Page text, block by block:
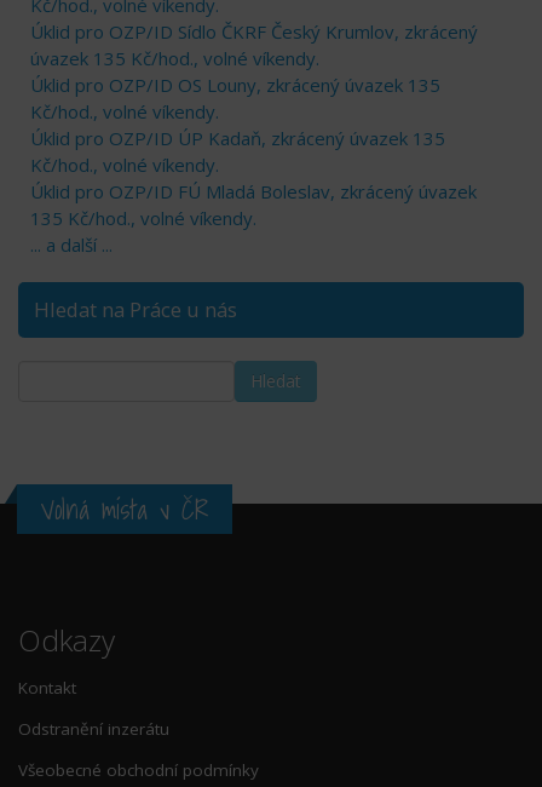
Úklid pro OZP/ID Sídlo ČKRF Český Krumlov, zkrácený
úvazek 135 Kč/hod., volné víkendy.
Úklid pro OZP/ID OS Louny, zkrácený úvazek 135
Kč/hod., volné víkendy.
Úklid pro OZP/ID ÚP Kadaň, zkrácený úvazek 135
Kč/hod., volné víkendy.
Úklid pro OZP/ID FÚ Mladá Boleslav, zkrácený úvazek
135 Kč/hod., volné víkendy.
... a další ...
Hledat na Práce u nás
Volná místa v ČR
Odkazy
Kontakt
Odstranění inzerátu
Všeobecné obchodní podmínky